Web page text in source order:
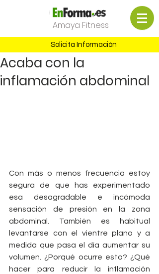
Amaya Fitness
Solicita Información
Acaba con la
inflamación abdominal
Con más o menos frecuencia estoy
segura de que has experimentado
esa desagradable e incómoda
sensación de presión en la zona
abdominal. También es habitual
levantarse con el vientre plano y a
medida que pasa el día aumentar su
volumen. ¿Porqué ocurre esto? ¿Qué
hacer para reducir la inflamación